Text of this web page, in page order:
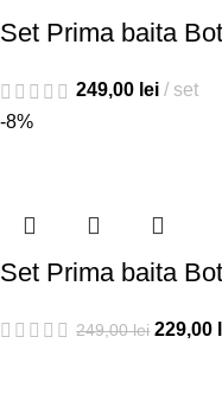
Set Prima baita
249,00 lei
set
-8%
Set Prima baita
249,00lei 229,00